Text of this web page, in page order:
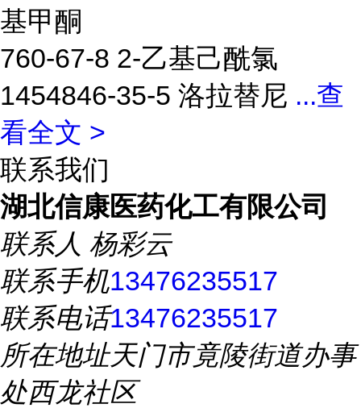
基甲酮
760-67-8 2-乙基己酰氯
1454846-35-5 洛拉替尼 ...查
看全文 >
联系我们
湖北信康医药化工有限公司
联系人 杨彩云
联系手机13476235517
联系电话13476235517
所在地址天门市竟陵街道办事
处西龙社区